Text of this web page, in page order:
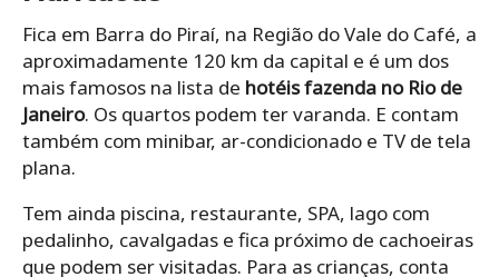
Fica em Barra do Piraí, na Região do Vale do Café, a
aproximadamente 120 km da capital e é um dos
mais famosos na lista de hotéis fazenda no Rio de
Janeiro. Os quartos podem ter varanda. E contam
também com minibar, ar-condicionado e TV de tela
plana.
Tem ainda piscina, restaurante, SPA, lago com
pedalinho, cavalgadas e fica próximo de cachoeiras
que podem ser visitadas. Para as crianças, conta